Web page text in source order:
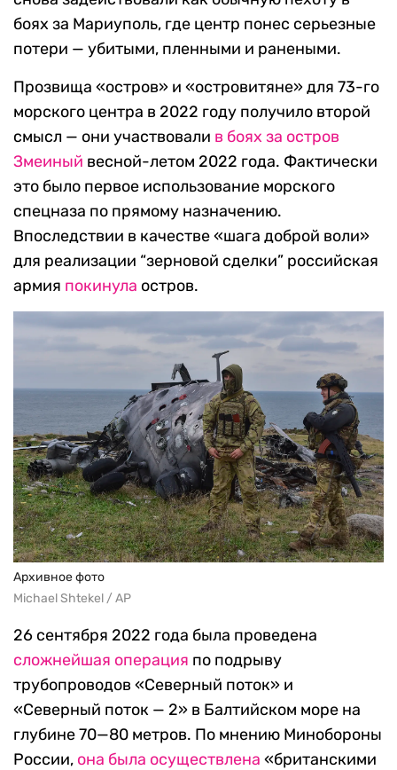
боях за Мариуполь, где центр понес серьезные
потери — убитыми, пленными и ранеными.
Прозвища «остров» и «островитяне» для 73-го
морского центра в 2022 году получило второй
смысл — они участвовали в боях за остров
Змеиный весной-летом 2022 года. Фактически
это было первое использование морского
спецназа по прямому назначению.
Впоследствии в качестве «шага доброй воли»
для реализации “зерновой сделки” российская
армия покинула остров.
Архивное фото
Michael Shtekel / AP
26 сентября 2022 года была проведена
сложнейшая операция по подрыву
трубопроводов «Северный поток» и
«Северный поток — 2» в Балтийском море на
глубине 70—80 метров. По мнению Минобороны
России, она была осуществлена «британскими